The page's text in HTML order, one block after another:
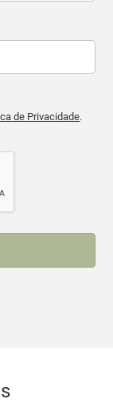
de Privacidade.